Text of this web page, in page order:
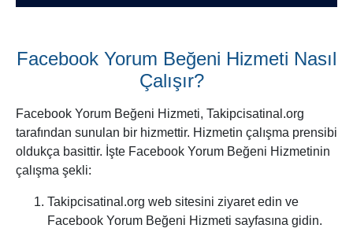
Facebook Yorum Beğeni Hizmeti Nasıl
Çalışır?
Facebook Yorum Beğeni Hizmeti, Takipcisatinal.org
tarafından sunulan bir hizmettir. Hizmetin çalışma prensibi
oldukça basittir. İşte Facebook Yorum Beğeni Hizmetinin
çalışma şekli:
Takipcisatinal.org web sitesini ziyaret edin ve
Facebook Yorum Beğeni Hizmeti sayfasına gidin.